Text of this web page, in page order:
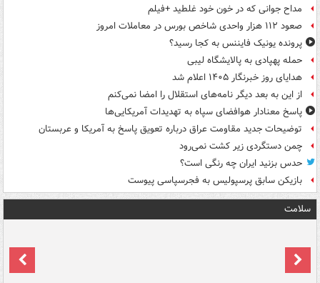
مداح جوانی که در خون خود غلطید +فیلم
صعود ۱۱۲ هزار واحدی شاخص بورس در معاملات امروز
پرونده یونیک فایننس به کجا رسید؟
حمله پهپادی به پالایشگاه لیبی
هدایای روز خبرنگار ۱۴۰۵ اعلام شد
از این به بعد دیگر نامه‌های استقلال را امضا نمی‌کنم
پاسخ معنادار هوافضای سپاه به تهدیدات آمریکایی‌ها
توضیحات جدید مقاومت عراق درباره تعویق پاسخ به آمریکا و عربستان
چمن دستگردی زیر کشت نمی‌رود
حدس بزنید ایران چه رنگی است؟
بازیکن سابق پرسپولیس به فجرسپاسی پیوست
سلامت